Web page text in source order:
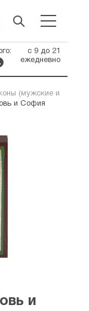
с 9 до 21
ежедневно
(мужские и
и София
и